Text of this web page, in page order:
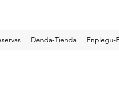
Denda-Tienda Enplegu-